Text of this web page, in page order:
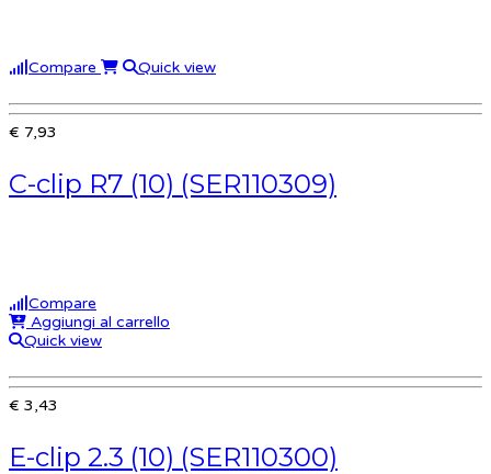
Compare Quick view
€ 7,93
C-clip R7 (10) (SER110309)
Compare
Aggiungi al carrello
Quick view
€ 3,43
E-clip 2.3 (10) (SER110300)